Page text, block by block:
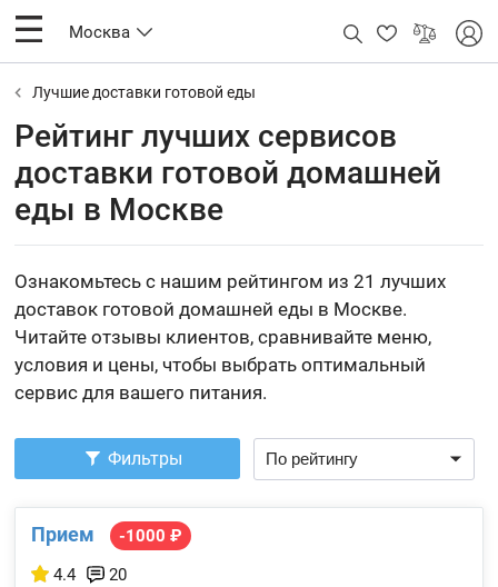
Москва
Лучшие доставки готовой еды
Рейтинг лучших сервисов
доставки готовой домашней
еды в Москве
Ознакомьтесь с нашим рейтингом из 21 лучших
доставок готовой домашней еды в Москве.
Читайте отзывы клиентов, сравнивайте меню,
условия и цены, чтобы выбрать оптимальный
сервис для вашего питания.
Фильтры
Прием
-1000 ₽
4.4
20